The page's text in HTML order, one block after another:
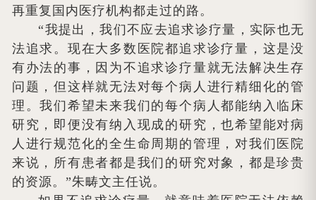
再重复国内医疗机构都走过的路。
“我提出，我们不应去追求诊疗量，实际也无
法追求。现在大多数医院都追求诊疗量，这是没
有办法的事，因为不追求诊疗量就无法解决生存
问题，但这样就无法对每个病人进行精细化的管
理。我们希望未来我们的每个病人都能纳入临床
研究，即便没有纳入现成的研究，也希望能对病
人进行规范化的全生命周期的管理，对我们医院
来说，所有患者都是我们的研究对象，都是珍贵
的资源。”朱畴文主任说。